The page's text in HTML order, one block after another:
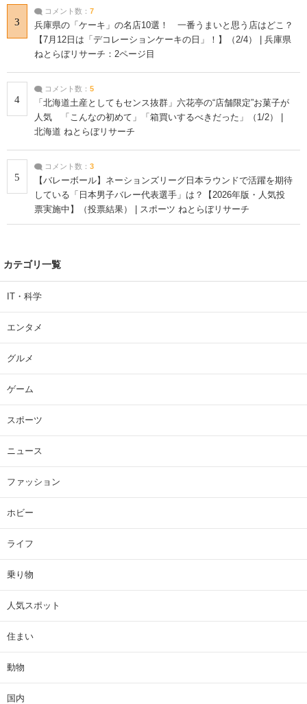
3
コメント数： 7
兵庫県の「ケーキ」の名店10選！ 一番うまいと思う店はどこ？
【7月12日は「デコレーションケーキの日」！】（2/4） | 兵庫県
ねとらぼリサーチ：2ページ目
4
コメント数： 5
「北海道土産としてもセンス抜群」六花亭の“店舗限定”お菓子が
人気 「こんなの初めて」「箱買いするべきだった」（1/2） |
北海道 ねとらぼリサーチ
5
コメント数： 3
【バレーボール】ネーションズリーグ日本ラウンドで活躍を期待
している「日本男子バレー代表選手」は？【2026年版・人気投
票実施中】（投票結果） | スポーツ ねとらぼリサーチ
カテゴリ一覧
IT・科学
エンタメ
グルメ
ゲーム
スポーツ
ニュース
ファッション
ホビー
ライフ
乗り物
人気スポット
住まい
動物
国内